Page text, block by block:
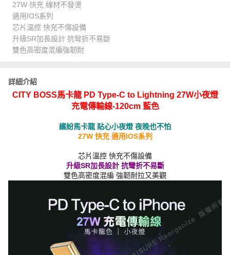
27W 快充 線材不發燙
適用IOS系列
芯片溫控 快充不傷設備
升級SR加長設計 抗彎折不易斷
雙色高密度混編強韌耐
詳細介紹
CITY BOSS馬卡龍 PD Type-C to Lightning 27W小夜燈
充電傳輸線-120cm 藍色
繽紛馬卡龍 貼心小夜燈 夜晚也不怕
27W 快充 適用IOS系列
芯片溫控 快充不傷設備
升級SR加長設計 抗彎折不易斷
雙色高密度混編 強韌耐拉又美觀